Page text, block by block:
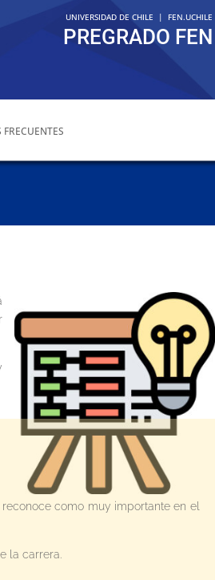
UNIVERSIDAD DE CHILE | FEN.UCHILE
PREGRADO FEN
como muy importante en el
la carrera.